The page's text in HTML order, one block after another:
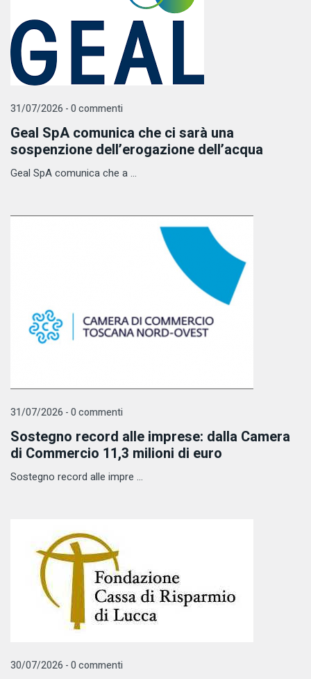
31/07/2026 - 0 commenti
Geal SpA comunica che ci sarà una
sospenzione dell’erogazione dell’acqua
Geal SpA comunica che a ...
31/07/2026 - 0 commenti
Sostegno record alle imprese: dalla Camera
di Commercio 11,3 milioni di euro
Sostegno record alle impre ...
30/07/2026 - 0 commenti